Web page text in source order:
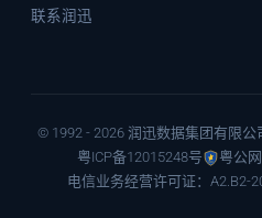
联系润迅
© 1992 - 2026 润迅数据集团有限公
粤ICP备12015248号
粤公
电信业务经营许可证：A2.B2-